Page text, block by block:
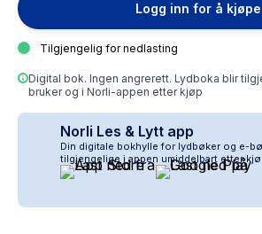
Logg inn for å kjøpe
Tilgjengelig for nedlasting
Digital bok. Ingen angrerett. Lydboka blir
bruker og i Norli-appen etter kjøp
Norli Les & Lytt app
Din digitale bokhylle for lydbøker og e-
tilgjengelige i appen umiddelbart etter